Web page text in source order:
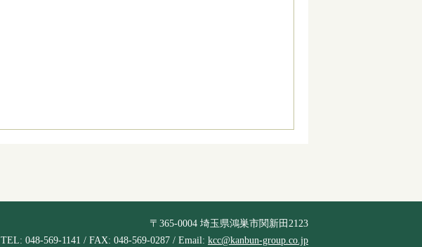
〒365-0004 埼玉県鴻巣市関新田2123
TEL: 048-569-1141 / FAX: 048-569-0287 / Email: kcc@kanbun-group.co.jp